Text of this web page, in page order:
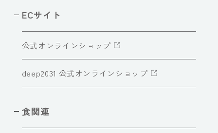
ECサイト
公式オンラインショップ
deep2031 公式オンラインショップ
食関連